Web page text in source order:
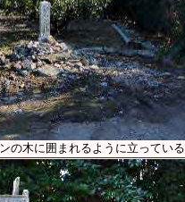
の木に囲まれるように立っている